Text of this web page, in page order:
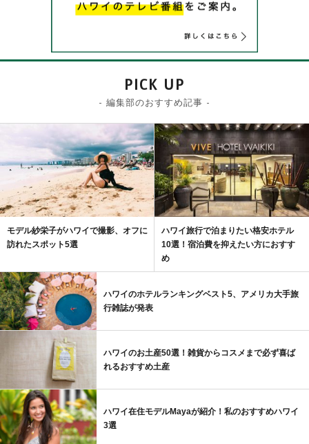
PICK UP
- 編集部のおすすめ記事 -
モデル紗栄子がハワイで撮影、オフに
訪れたスポット5選
ハワイ旅行で泊まりたい格安ホテル
10選！宿泊費を抑えたい方におすす
め
ハワイのホテルランキングベスト5、アメリカ大手旅
行雑誌が発表
ハワイのお土産50選！雑貨からコスメまで必ず喜ば
れるおすすめ土産
ハワイ在住モデルMayaが紹介！私のおすすめハワイ
3選